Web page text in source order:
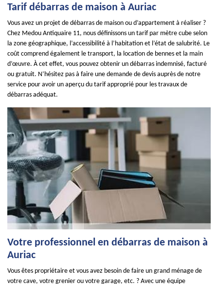
Tarif débarras de maison à Auriac
Vous avez un projet de débarras de maison ou d’appartement à réaliser ?
Chez Medou Antiquaire 11, nous définissons un tarif par mètre cube selon
la zone géographique, l’accessibilité à l’habitation et l’état de salubrité. Le
coût comprend également le transport, la location de bennes et la main
d’œuvre. À cet effet, vous pouvez obtenir un débarras indemnisé, facturé
ou gratuit. N’hésitez pas à faire une demande de devis auprès de notre
service pour avoir un aperçu du tarif approprié pour les travaux de
débarras adéquat.
Votre professionnel en débarras de maison à
Auriac
Vous êtes propriétaire et vous avez besoin de faire un grand ménage de
votre cave, votre grenier ou votre garage, etc. ? Avec une équipe